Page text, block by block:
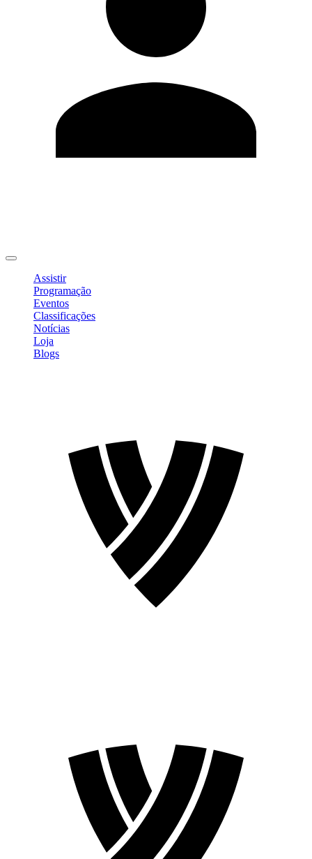
Assistir
Programação
Eventos
Classificações
Notícias
Loja
Blogs